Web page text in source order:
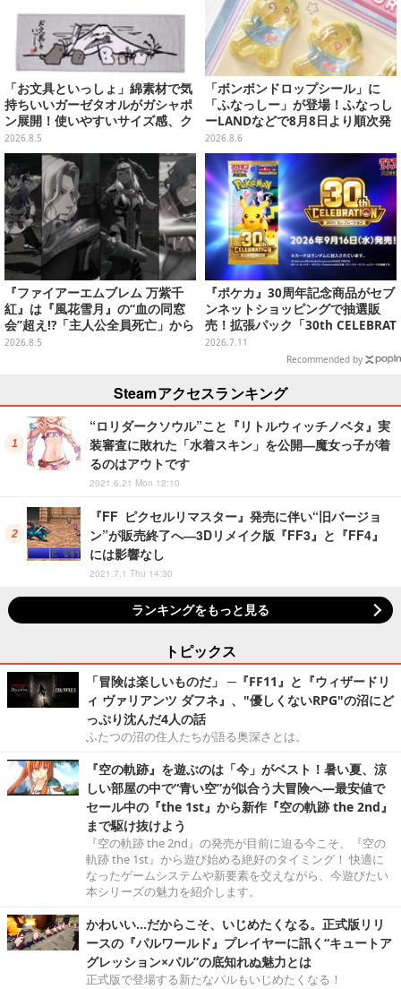
「お文具といっしょ」綿素材で気
持ちいいガーゼタオルがガシャポ
ン展開！使いやすいサイズ感、ク
ールな和柄や可愛らしいお寿司な
ど全4種
2026.8.5
「ボンボンドロップシール」に
「ふなっしー」が登場！ふなっし
ーLANDなどで8月8日より順次発
売
2026.8.6
『ファイアーエムブレム 万紫千
紅』は『風花雪月』の“血の同窓
会”超え!?「主人公全員死亡」から
始まる物語は、様々なシリーズ作
2026.8.5
『ポケカ』30周年記念商品がセブ
ンネットショッピングで抽選販
売！拡張パック「30th CELEBRAT
ION」と「エーフィ・ブラッキー
セット」が対象
2026.7.11
Recommended by
Steamアクセスランキング
“ロリダークソウル”こと『リトルウィッチノベタ』実
装審査に敗れた「水着スキン」を公開―魔女っ子が着
るのはアウトです
2021.6.21 Mon 12:10
『FF ピクセルリマスター』発売に伴い“旧バージョ
ン”が販売終了へ―3Dリメイク版『FF3』と『FF4』
には影響なし
2021.7.1 Thu 14:30
ランキングをもっと見る
トピックス
「冒険は楽しいものだ」 ─『FF11』と『ウィザードリ
ィ ヴァリアンツ ダフネ』、"優しくないRPG"の沼にど
っぷり沈んだ4人の話
ふたつの沼の住人たちが語る奥深さとは。
『空の軌跡』を遊ぶのは「今」がベスト！暑い夏、涼
しい部屋の中で“青い空”が似合う大冒険へ―最安値で
セール中の『the 1st』から新作『空の軌跡 the 2nd』
まで駆け抜けよう
『空の軌跡 the 2nd』の発売が目前に迫る今こそ、『空の
軌跡 the 1st』から遊び始める絶好のタイミング！ 快適に
なったゲームシステムや新要素を交えながら、今遊びたい
本シリーズの魅力を紹介します。
かわいい…だからこそ、いじめたくなる。正式版リリ
ースの『パルワールド』プレイヤーに訊く“キュートア
グレッション×パル”の底知れぬ魅力とは
正式版で登場する新たなパルもいじめたくなる！